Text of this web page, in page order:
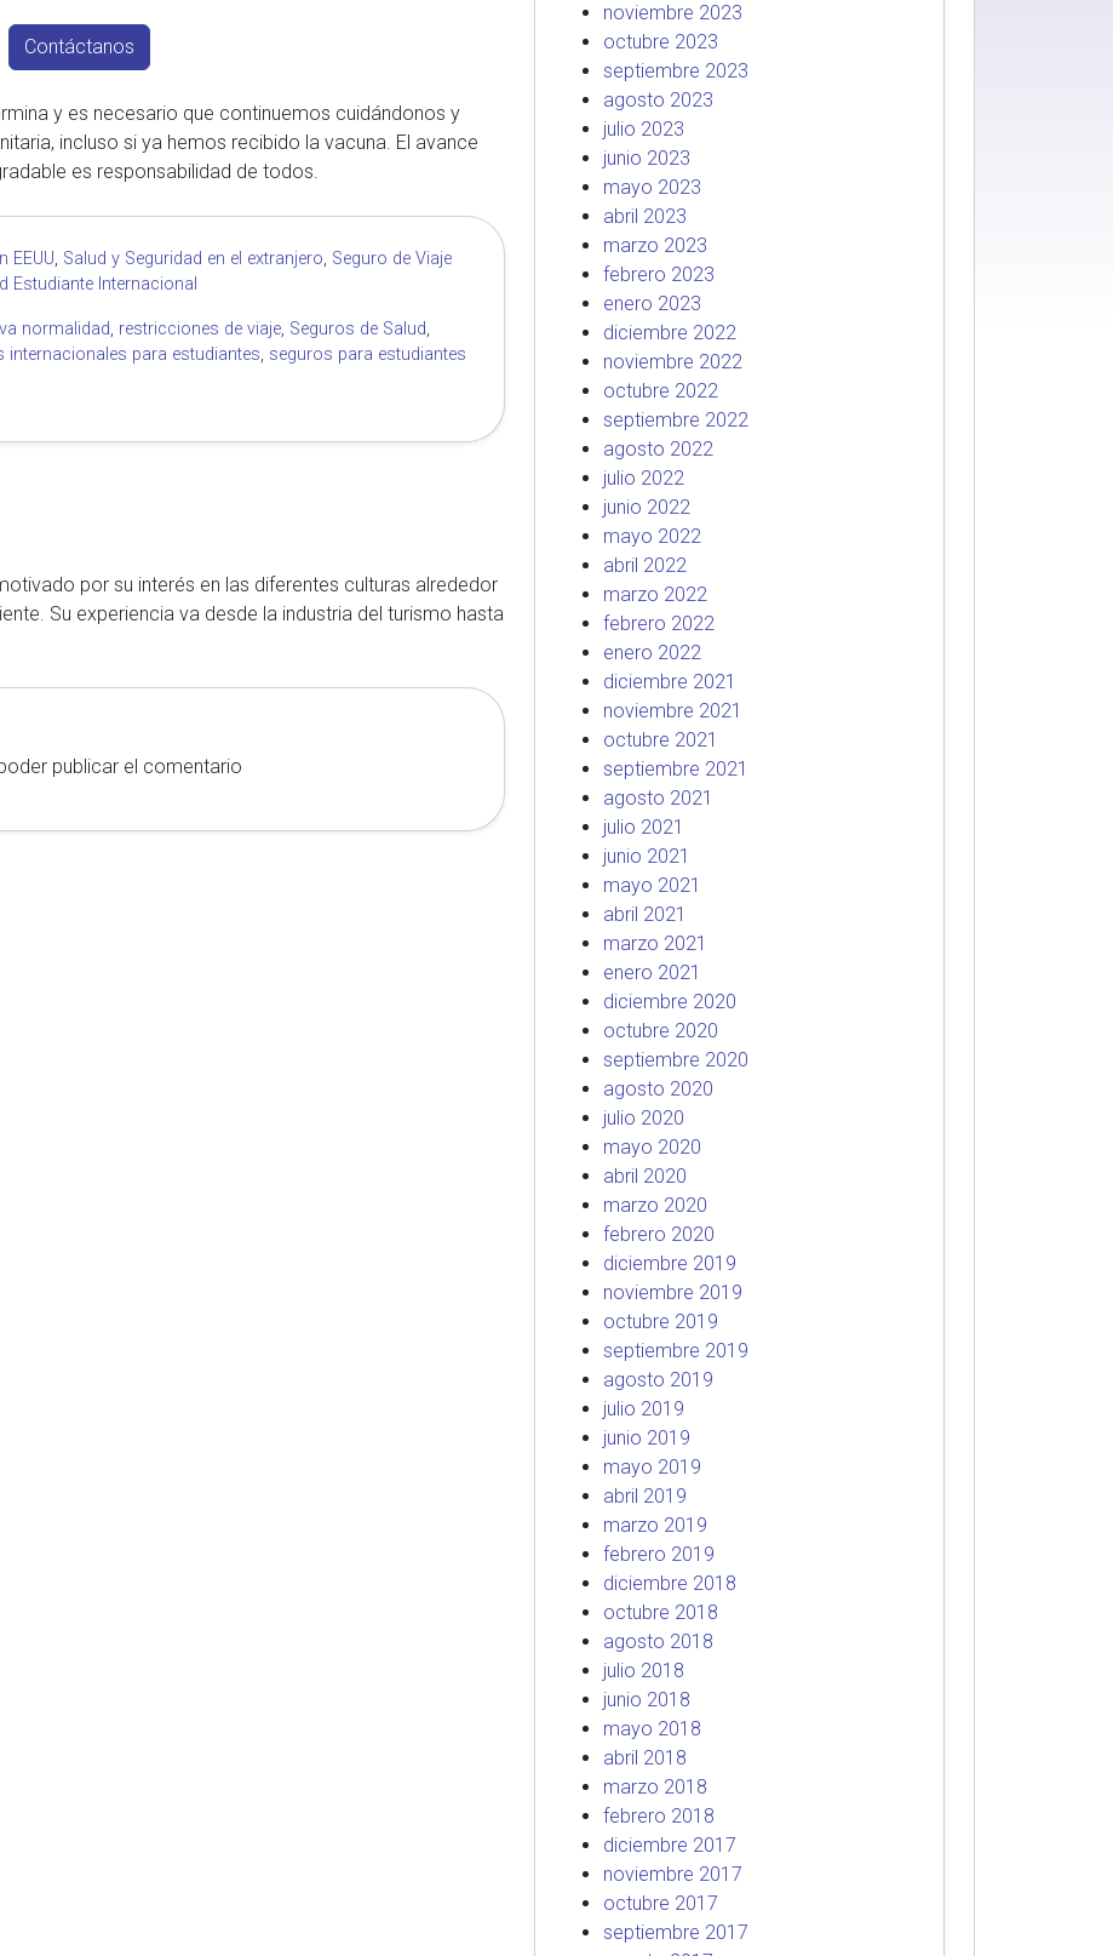
Contáctanos
y es necesario que continuemos cuidándonos y
incluso si ya hemos recibido la vacuna. El avance
es responsabilidad de todos.
EEUU, Salud y Seguridad en el extranjero, Seguro de Viaje
Estudiante Internacional
normalidad, restricciones de viaje, Seguros de Salud,
internacionales para estudiantes, seguros para estudiantes
por su interés en las diferentes culturas alrededor
Su experiencia va desde la industria del turismo hasta
publicar el comentario
noviembre 2023
octubre 2023
septiembre 2023
agosto 2023
julio 2023
junio 2023
mayo 2023
abril 2023
marzo 2023
febrero 2023
enero 2023
diciembre 2022
noviembre 2022
octubre 2022
septiembre 2022
agosto 2022
julio 2022
junio 2022
mayo 2022
abril 2022
marzo 2022
febrero 2022
enero 2022
diciembre 2021
noviembre 2021
octubre 2021
septiembre 2021
agosto 2021
julio 2021
junio 2021
mayo 2021
abril 2021
marzo 2021
enero 2021
diciembre 2020
octubre 2020
septiembre 2020
agosto 2020
julio 2020
mayo 2020
abril 2020
marzo 2020
febrero 2020
diciembre 2019
noviembre 2019
octubre 2019
septiembre 2019
agosto 2019
julio 2019
junio 2019
mayo 2019
abril 2019
marzo 2019
febrero 2019
diciembre 2018
octubre 2018
agosto 2018
julio 2018
junio 2018
mayo 2018
abril 2018
marzo 2018
febrero 2018
diciembre 2017
noviembre 2017
octubre 2017
septiembre 2017